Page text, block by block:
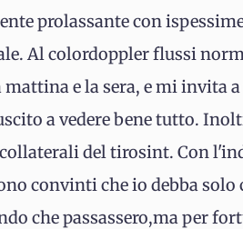
prolassante con
Al colordoppler flussi
mattina e la sera, e mi invita
a vedere bene tutto.
del tirosint. Con
convinti che io debba
che passassero,ma per